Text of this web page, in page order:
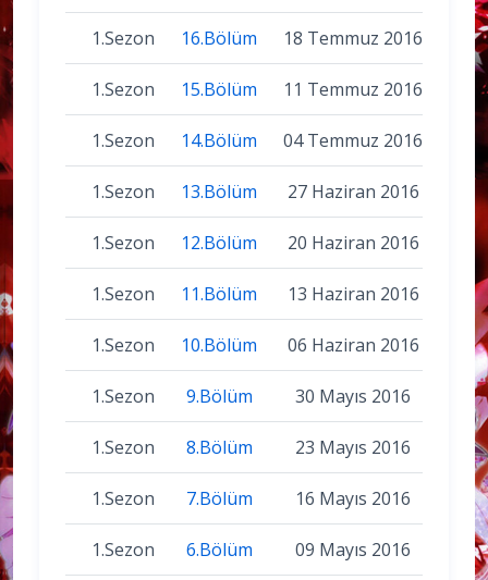
1.Sezon 16.Bölüm 18 Temmuz 2016
1.Sezon 15.Bölüm 11 Temmuz 2016
1.Sezon 14.Bölüm 04 Temmuz 2016
1.Sezon 13.Bölüm 27 Haziran 2016
1.Sezon 12.Bölüm 20 Haziran 2016
1.Sezon 11.Bölüm 13 Haziran 2016
1.Sezon 10.Bölüm 06 Haziran 2016
1.Sezon 9.Bölüm 30 Mayıs 2016
1.Sezon 8.Bölüm 23 Mayıs 2016
1.Sezon 7.Bölüm 16 Mayıs 2016
1.Sezon 6.Bölüm 09 Mayıs 2016